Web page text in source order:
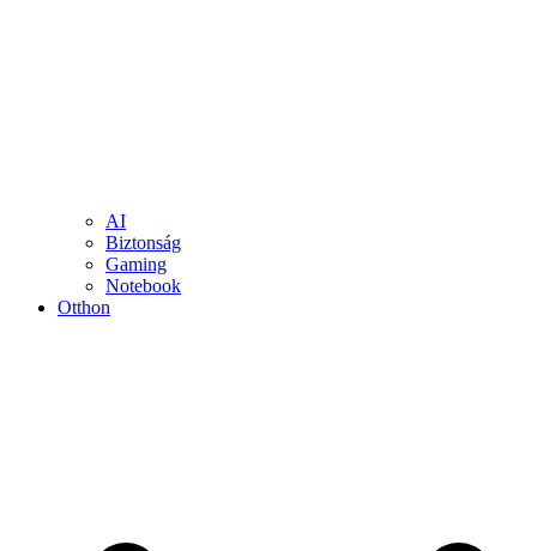
AI
Biztonság
Gaming
Notebook
Otthon